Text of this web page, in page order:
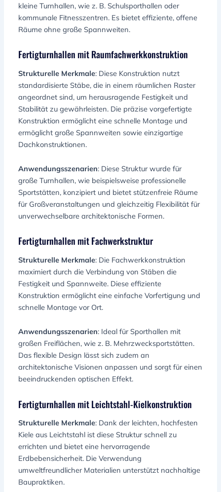
kleine Turnhallen, wie z. B. Schulsporthallen oder
kommunale Fitnesszentren. Es bietet effiziente, offene
Räume ohne große Spannweiten.
Fertigturnhallen mit Raumfachwerkkonstruktion
Strukturelle Merkmale: Diese Konstruktion nutzt
standardisierte Stäbe, die in einem räumlichen Raster
angeordnet sind, um herausragende Festigkeit und
Stabilität zu gewährleisten. Die präzise vorgefertigte
Konstruktion ermöglicht eine schnelle Montage und
ermöglicht große Spannweiten sowie einzigartige
Dachkonstruktionen.
Anwendungsszenarien: Diese Struktur wurde für
große Turnhallen, wie beispielsweise professionelle
Sportstätten, konzipiert und bietet stützenfreie Räume
für Großveranstaltungen und gleichzeitig Flexibilität für
unverwechselbare architektonische Formen.
Fertigturnhallen mit Fachwerkstruktur
Strukturelle Merkmale: Die Fachwerkkonstruktion
maximiert durch die Verbindung von Stäben die
Festigkeit und Spannweite. Diese effiziente
Konstruktion ermöglicht eine einfache Vorfertigung und
schnelle Montage vor Ort.
Anwendungsszenarien: Ideal für Sporthallen mit
großen Freiflächen, wie z. B. Mehrzwecksportstätten.
Das flexible Design lässt sich zudem an
architektonische Visionen anpassen und sorgt für einen
beeindruckenden optischen Effekt.
Fertigturnhallen mit Leichtstahl-Kielkonstruktion
Strukturelle Merkmale: Dank der leichten, hochfesten
Kiele aus Leichtstahl ist diese Struktur schnell zu
errichten und bietet eine hervorragende
Erdbebensicherheit. Die Verwendung
umweltfreundlicher Materialien unterstützt nachhaltige
Baupraktiken.